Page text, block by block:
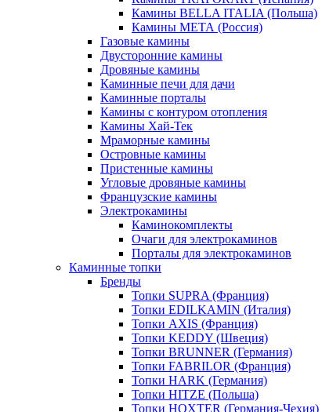
Камины BELLA ITALIA (Польша)
Камины МЕТА (Россия)
Газовые камины
Двусторонние камины
Дровяные камины
Каминные печи для дачи
Каминные порталы
Камины с контуром отопления
Камины Хай-Тек
Мраморные камины
Островные камины
Пристенные камины
Угловые дровяные камины
Французские камины
Электрокамины
Каминокомплекты
Очаги для электрокаминов
Порталы для электрокаминов
Каминные топки
Бренды
Топки SUPRA (Франция)
Топки EDILKAMIN (Италия)
Топки AXIS (Франция)
Топки KEDDY (Швеция)
Топки BRUNNER (Германия)
Топки FABRILOR (Франция)
Топки HARK (Германия)
Топки HITZE (Польша)
Топки HOXTER (Германия-Чехия)